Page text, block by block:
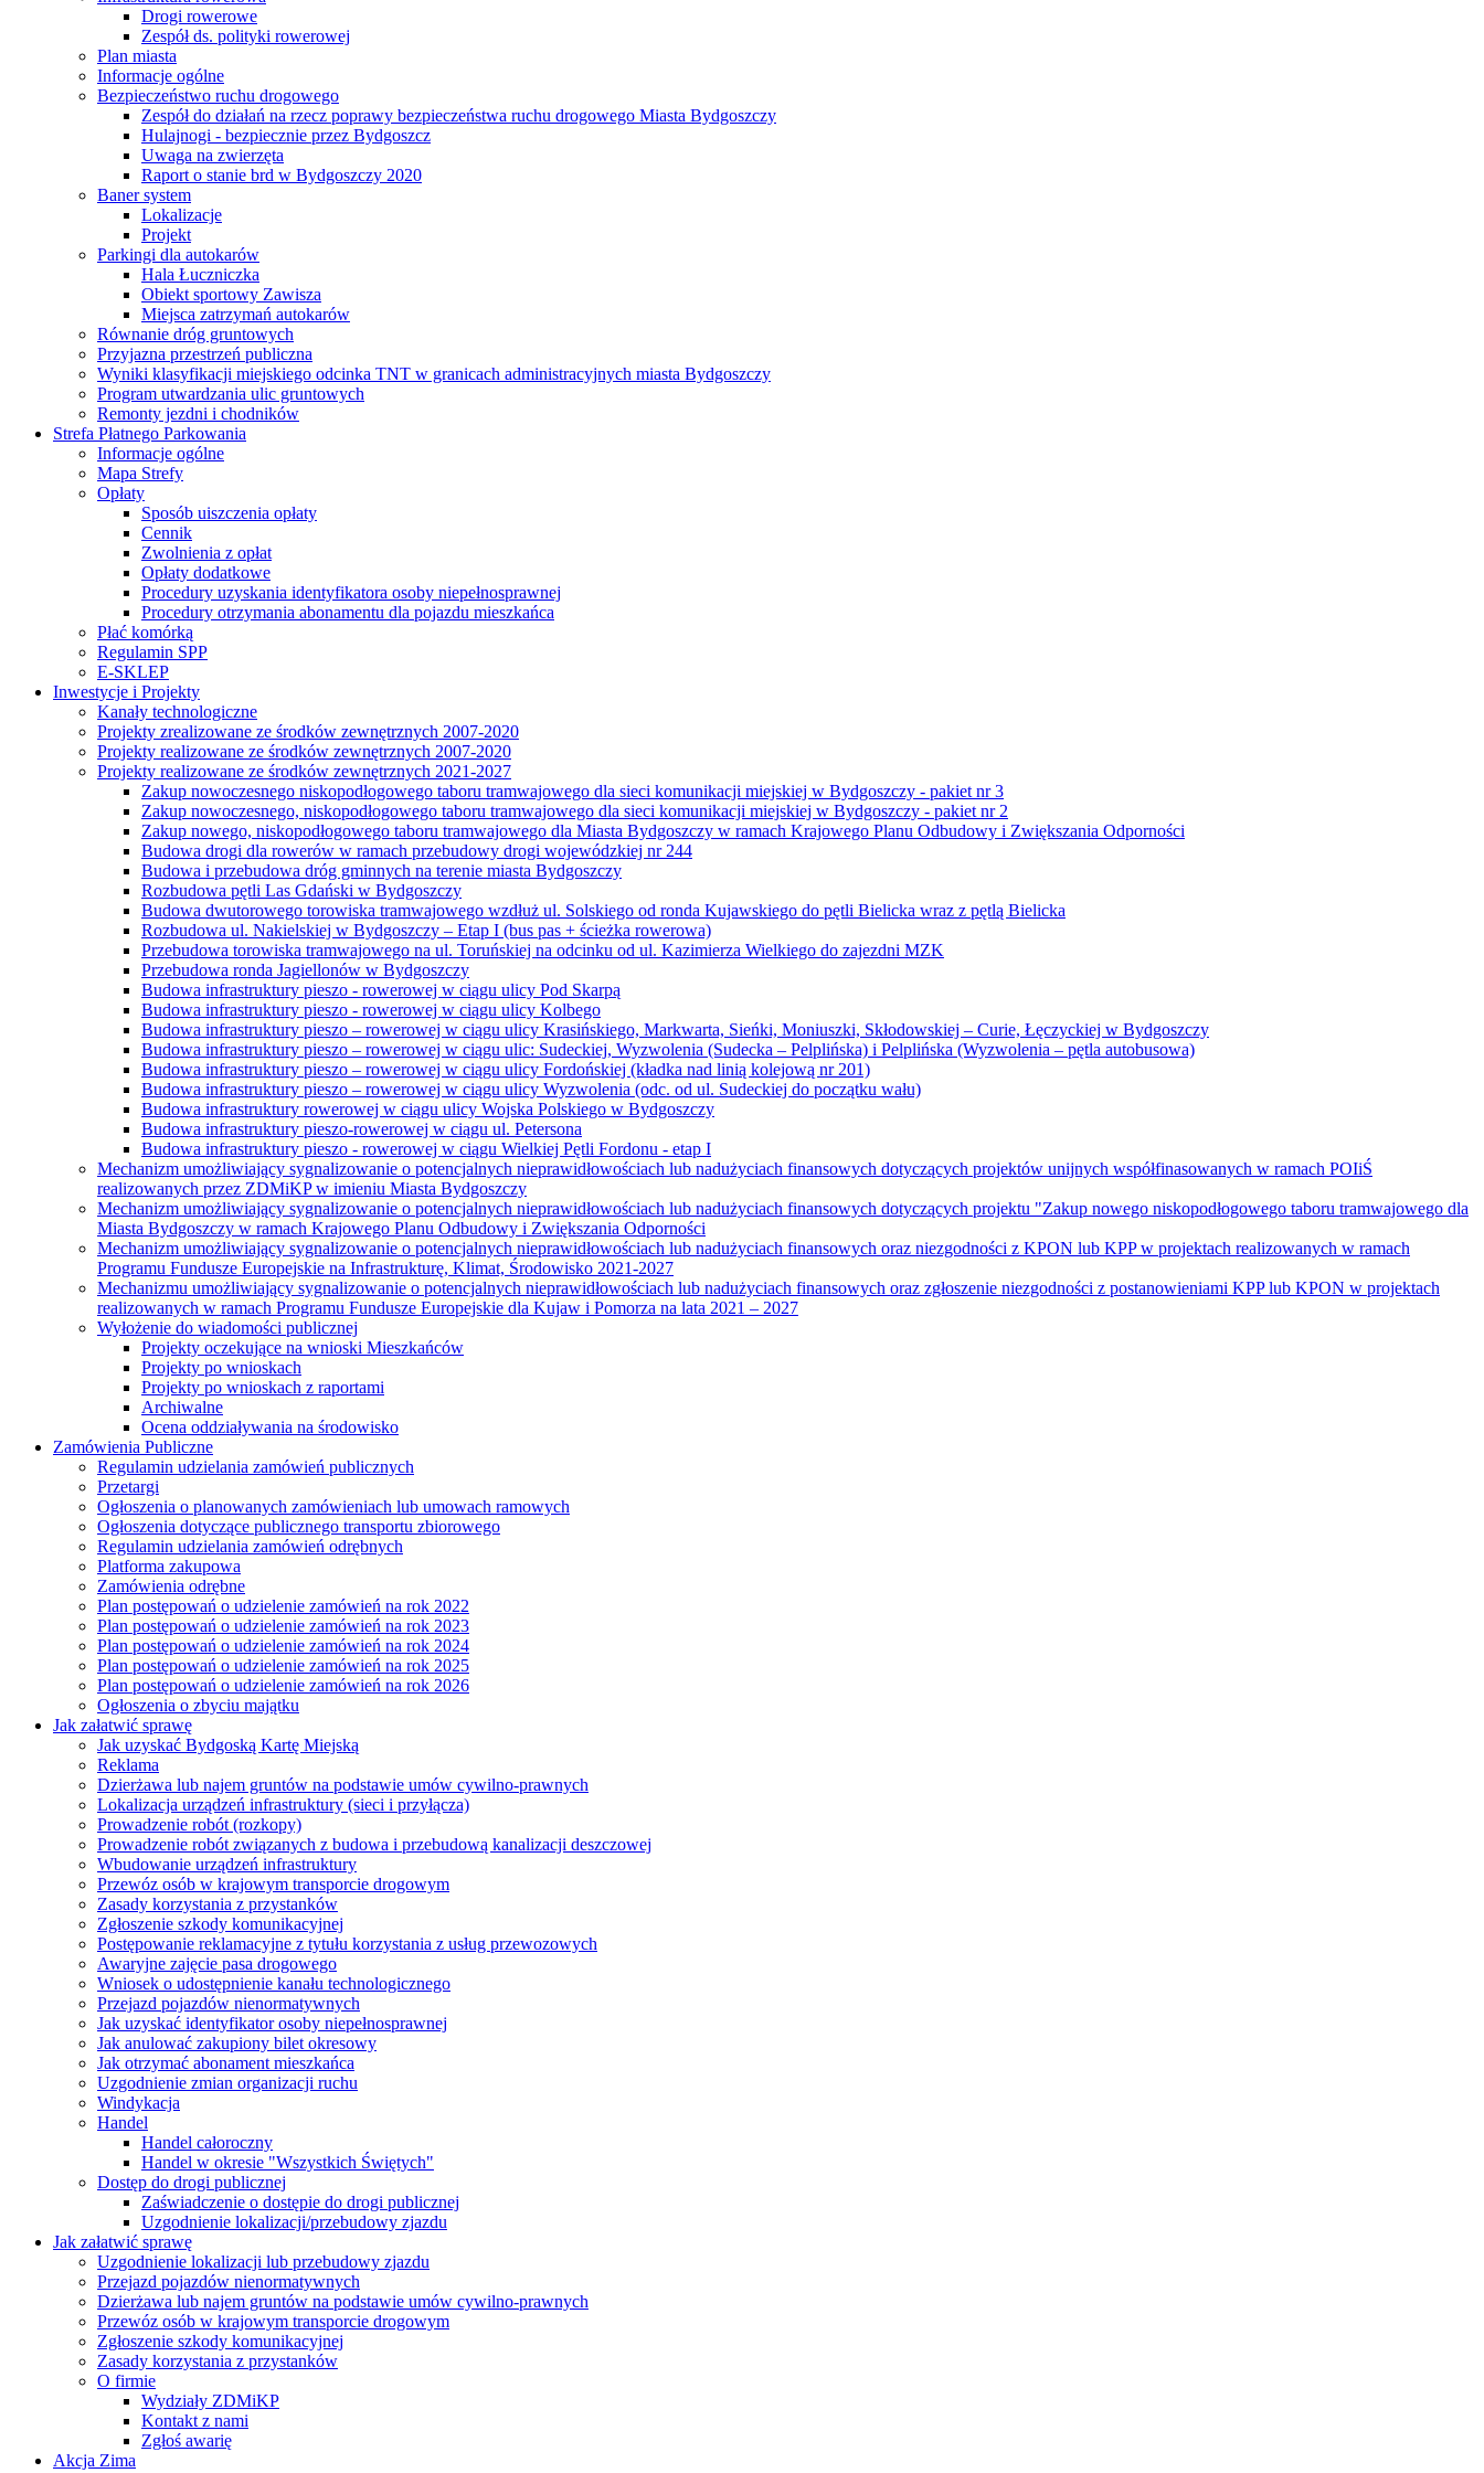
Drogi rowerowe
Zespół ds. polityki rowerowej
Plan miasta
Informacje ogólne
Bezpieczeństwo ruchu drogowego
Zespół do działań na rzecz poprawy bezpieczeństwa ruchu drogowego Miasta Bydgoszczy
Hulajnogi - bezpiecznie przez Bydgoszcz
Uwaga na zwierzęta
Raport o stanie brd w Bydgoszczy 2020
Baner system
Lokalizacje
Projekt
Parkingi dla autokarów
Hala Łuczniczka
Obiekt sportowy Zawisza
Miejsca zatrzymań autokarów
Równanie dróg gruntowych
Przyjazna przestrzeń publiczna
Wyniki klasyfikacji miejskiego odcinka TNT w granicach administracyjnych miasta Bydgoszczy
Program utwardzania ulic gruntowych
Remonty jezdni i chodników
Strefa Płatnego Parkowania
Informacje ogólne
Mapa Strefy
Opłaty
Sposób uiszczenia opłaty
Cennik
Zwolnienia z opłat
Opłaty dodatkowe
Procedury uzyskania identyfikatora osoby niepełnosprawnej
Procedury otrzymania abonamentu dla pojazdu mieszkańca
Płać komórką
Regulamin SPP
E-SKLEP
Inwestycje i Projekty
Kanały technologiczne
Projekty zrealizowane ze środków zewnętrznych 2007-2020
Projekty realizowane ze środków zewnętrznych 2007-2020
Projekty realizowane ze środków zewnętrznych 2021-2027
Zakup nowoczesnego niskopodłogowego taboru tramwajowego dla sieci komunikacji miejskiej w Bydgoszczy - pakiet nr 3
Zakup nowoczesnego, niskopodłogowego taboru tramwajowego dla sieci komunikacji miejskiej w Bydgoszczy - pakiet nr 2
Zakup nowego, niskopodłogowego taboru tramwajowego dla Miasta Bydgoszczy w ramach Krajowego Planu Odbudowy i Zwiększania Odporności
Budowa drogi dla rowerów w ramach przebudowy drogi wojewódzkiej nr 244
Budowa i przebudowa dróg gminnych na terenie miasta Bydgoszczy
Rozbudowa pętli Las Gdański w Bydgoszczy
Budowa dwutorowego torowiska tramwajowego wzdłuż ul. Solskiego od ronda Kujawskiego do pętli Bielicka wraz z pętlą Bielicka
Rozbudowa ul. Nakielskiej w Bydgoszczy – Etap I (bus pas + ścieżka rowerowa)
Przebudowa torowiska tramwajowego na ul. Toruńskiej na odcinku od ul. Kazimierza Wielkiego do zajezdni MZK
Przebudowa ronda Jagiellonów w Bydgoszczy
Budowa infrastruktury pieszo - rowerowej w ciągu ulicy Pod Skarpą
Budowa infrastruktury pieszo - rowerowej w ciągu ulicy Kolbego
Budowa infrastruktury pieszo – rowerowej w ciągu ulicy Krasińskiego, Markwarta, Sieńki, Moniuszki, Skłodowskiej – Curie, Łęczyckiej w Bydgoszczy
Budowa infrastruktury pieszo – rowerowej w ciągu ulic: Sudeckiej, Wyzwolenia (Sudecka – Pelplińska) i Pelplińska (Wyzwolenia – pętla autobusowa)
Budowa infrastruktury pieszo – rowerowej w ciągu ulicy Fordońskiej (kładka nad linią kolejową nr 201)
Budowa infrastruktury pieszo – rowerowej w ciągu ulicy Wyzwolenia (odc. od ul. Sudeckiej do początku wału)
Budowa infrastruktury rowerowej w ciągu ulicy Wojska Polskiego w Bydgoszczy
Budowa infrastruktury pieszo-rowerowej w ciągu ul. Petersona
Budowa infrastruktury pieszo - rowerowej w ciągu Wielkiej Pętli Fordonu - etap I
Mechanizm umożliwiający sygnalizowanie o potencjalnych nieprawidłowościach lub nadużyciach finansowych dotyczących projektów unijnych współfinasowanych w ramach POIiŚ
realizowanych przez ZDMiKP w imieniu Miasta Bydgoszczy
Mechanizm umożliwiający sygnalizowanie o potencjalnych nieprawidłowościach lub nadużyciach finansowych dotyczących projektu "Zakup nowego niskopodłogowego taboru tramwajowego dla
Miasta Bydgoszczy w ramach Krajowego Planu Odbudowy i Zwiększania Odporności
Mechanizm umożliwiający sygnalizowanie o potencjalnych nieprawidłowościach lub nadużyciach finansowych oraz niezgodności z KPON lub KPP w projektach realizowanych w ramach
Programu Fundusze Europejskie na Infrastrukturę, Klimat, Środowisko 2021-2027
Mechanizmu umożliwiający sygnalizowanie o potencjalnych nieprawidłowościach lub nadużyciach finansowych oraz zgłoszenie niezgodności z postanowieniami KPP lub KPON w projektach
realizowanych w ramach Programu Fundusze Europejskie dla Kujaw i Pomorza na lata 2021 – 2027
Wyłożenie do wiadomości publicznej
Projekty oczekujące na wnioski Mieszkańców
Projekty po wnioskach
Projekty po wnioskach z raportami
Archiwalne
Ocena oddziaływania na środowisko
Zamówienia Publiczne
Regulamin udzielania zamówień publicznych
Przetargi
Ogłoszenia o planowanych zamówieniach lub umowach ramowych
Ogłoszenia dotyczące publicznego transportu zbiorowego
Regulamin udzielania zamówień odrębnych
Platforma zakupowa
Zamówienia odrębne
Plan postępowań o udzielenie zamówień na rok 2022
Plan postępowań o udzielenie zamówień na rok 2023
Plan postępowań o udzielenie zamówień na rok 2024
Plan postępowań o udzielenie zamówień na rok 2025
Plan postępowań o udzielenie zamówień na rok 2026
Ogłoszenia o zbyciu majątku
Jak załatwić sprawę
Jak uzyskać Bydgoską Kartę Miejską
Reklama
Dzierżawa lub najem gruntów na podstawie umów cywilno-prawnych
Lokalizacja urządzeń infrastruktury (sieci i przyłącza)
Prowadzenie robót (rozkopy)
Prowadzenie robót związanych z budowa i przebudową kanalizacji deszczowej
Wbudowanie urządzeń infrastruktury
Przewóz osób w krajowym transporcie drogowym
Zasady korzystania z przystanków
Zgłoszenie szkody komunikacyjnej
Postępowanie reklamacyjne z tytułu korzystania z usług przewozowych
Awaryjne zajęcie pasa drogowego
Wniosek o udostępnienie kanału technologicznego
Przejazd pojazdów nienormatywnych
Jak uzyskać identyfikator osoby niepełnosprawnej
Jak anulować zakupiony bilet okresowy
Jak otrzymać abonament mieszkańca
Uzgodnienie zmian organizacji ruchu
Windykacja
Handel
Handel całoroczny
Handel w okresie "Wszystkich Świętych"
Dostęp do drogi publicznej
Zaświadczenie o dostępie do drogi publicznej
Uzgodnienie lokalizacji/przebudowy zjazdu
Jak załatwić sprawę
Uzgodnienie lokalizacji lub przebudowy zjazdu
Przejazd pojazdów nienormatywnych
Dzierżawa lub najem gruntów na podstawie umów cywilno-prawnych
Przewóz osób w krajowym transporcie drogowym
Zgłoszenie szkody komunikacyjnej
Zasady korzystania z przystanków
O firmie
Wydziały ZDMiKP
Kontakt z nami
Zgłoś awarię
Akcja Zima